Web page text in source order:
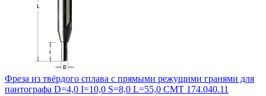
Фреза из твёрдого сплава с прямыми режущими гранями для
пантографа D=4,0 I=10,0 S=8,0 L=55,0 CMT 174.040.11